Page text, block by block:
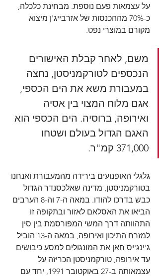
על עצמאות פעם נוספת. מבחינת כלכלה,
כ-70% מההכנסות של אזרבייג'ן מיצוא
מקורם במוצרי נפט.
משם, לאחר קבלת האישורים
הנכספים לטורקמניסטן, נחצה
במעבורת משא את הים הכספי,
אגם מלוח המצוי בין אסיה
ואירופה, ברוסיה. הים הכספי הוא
האגם הגדול בעולם ושטחו
371,000 קמ"ר.
גלגלי האופנועים בירידה מהמעבורת ואנחנו
בטורקמניסטן, מדינה שאלכסנדר הגדול
כבש בדרכו להודו. במאה ה-7 וה-8 הערבים
הביאו את האסלאם לאזור ובתקופה זו
התהוותה דרך המשי המפורסמת בין סין
למזרח התיכון ואירופה, במאה ה-13 הוביל
ג'ינג'יס חאן את המונגולים למסע כיבושים
עד אירופה, טורקמניסטן הכריזה על
עצמאותה ב-27 באוקטובר 1991, יחד עם